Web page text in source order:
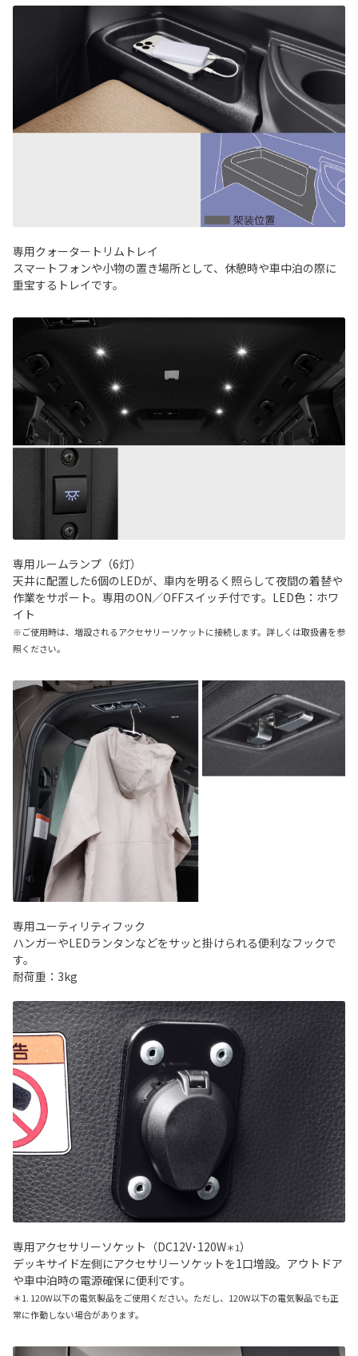
専用クォータートリムトレイ
スマートフォンや小物の置き場所として、休憩時や車中泊の際に
重宝するトレイです。
専用ルームランプ（6灯）
天井に配置した6個のLEDが、車内を明るく照らして夜間の着替や
作業をサポート。専用のON／OFFスイッチ付です。LED色：ホワ
イト
※ご使用時は、増設されるアクセサリーソケットに接続します。詳しくは取扱書を参
照ください。
専用ユーティリティフック
ハンガーやLEDランタンなどをサッと掛けられる便利なフックで
す。
耐荷重：3kg
専用アクセサリーソケット（DC12V･120W＊1）
デッキサイド左側にアクセサリーソケットを1口増設。アウトドア
や車中泊時の電源確保に便利です。
＊1. 120W以下の電気製品をご使用ください。ただし、120W以下の電気製品でも正
常に作動しない場合があります。